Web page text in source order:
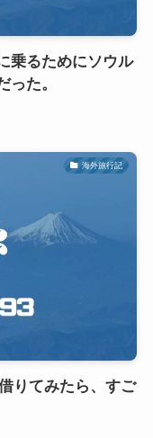
乗るためにソウル
た。
海外旅行記
りてみたら、すご